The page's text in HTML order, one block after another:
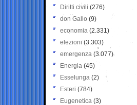
Diritti civili (276)
don Gallo (9)
economia (2.331)
elezioni (3.303)
emergenza (3.077)
Energia (45)
Esselunga (2)
Esteri (784)
Eugenetica (3)